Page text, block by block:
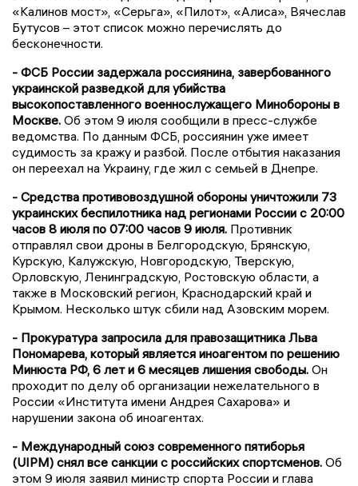
«Калинов мост», «Серьга», «Пилот», «Алиса», Вячеслав
Бутусов – этот список можно перечислять до
бесконечности.
- ФСБ России задержала россиянина, завербованного
украинской разведкой для убийства
высокопоставленного военнослужащего Минобороны в
Москве. Об этом 9 июля сообщили в пресс-службе
ведомства. По данным ФСБ, россиянин уже имеет
судимость за кражу и разбой. После отбытия наказания
он переехал на Украину, где жил с семьей в Днепре.
- Средства противовоздушной обороны уничтожили 73
украинских беспилотника над регионами России с 20:00
часов 8 июля по 07:00 часов 9 июля. Противник
отправлял свои дроны в Белгородскую, Брянскую,
Курскую, Калужскую, Новгородскую, Тверскую,
Орловскую, Ленинградскую, Ростовскую области, а
также в Московский регион, Краснодарский край и
Крымом. Несколько штук сбили над Азовским морем.
- Прокуратура запросила для правозащитника Льва
Пономарева, который является иноагентом по решению
Минюста РФ, 6 лет и 6 месяцев лишения свободы. Он
проходит по делу об организации нежелательного в
России «Института имени Андрея Сахарова» и
нарушении закона об иноагентах.
- Международный союз современного пятиборья
(UIPM) снял все санкции с российских спортсменов. Об
этом 9 июля заявил министр спорта России и глава